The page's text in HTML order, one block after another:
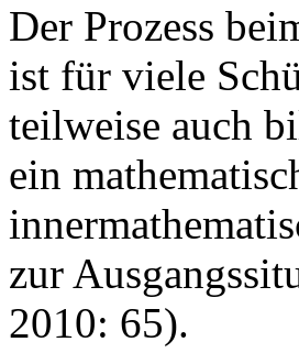
Der Prozess
ist für viele
teilweise auch
ein
zur
2010: 65).